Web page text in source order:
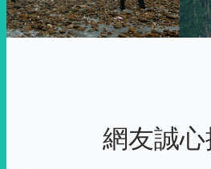
網友誠